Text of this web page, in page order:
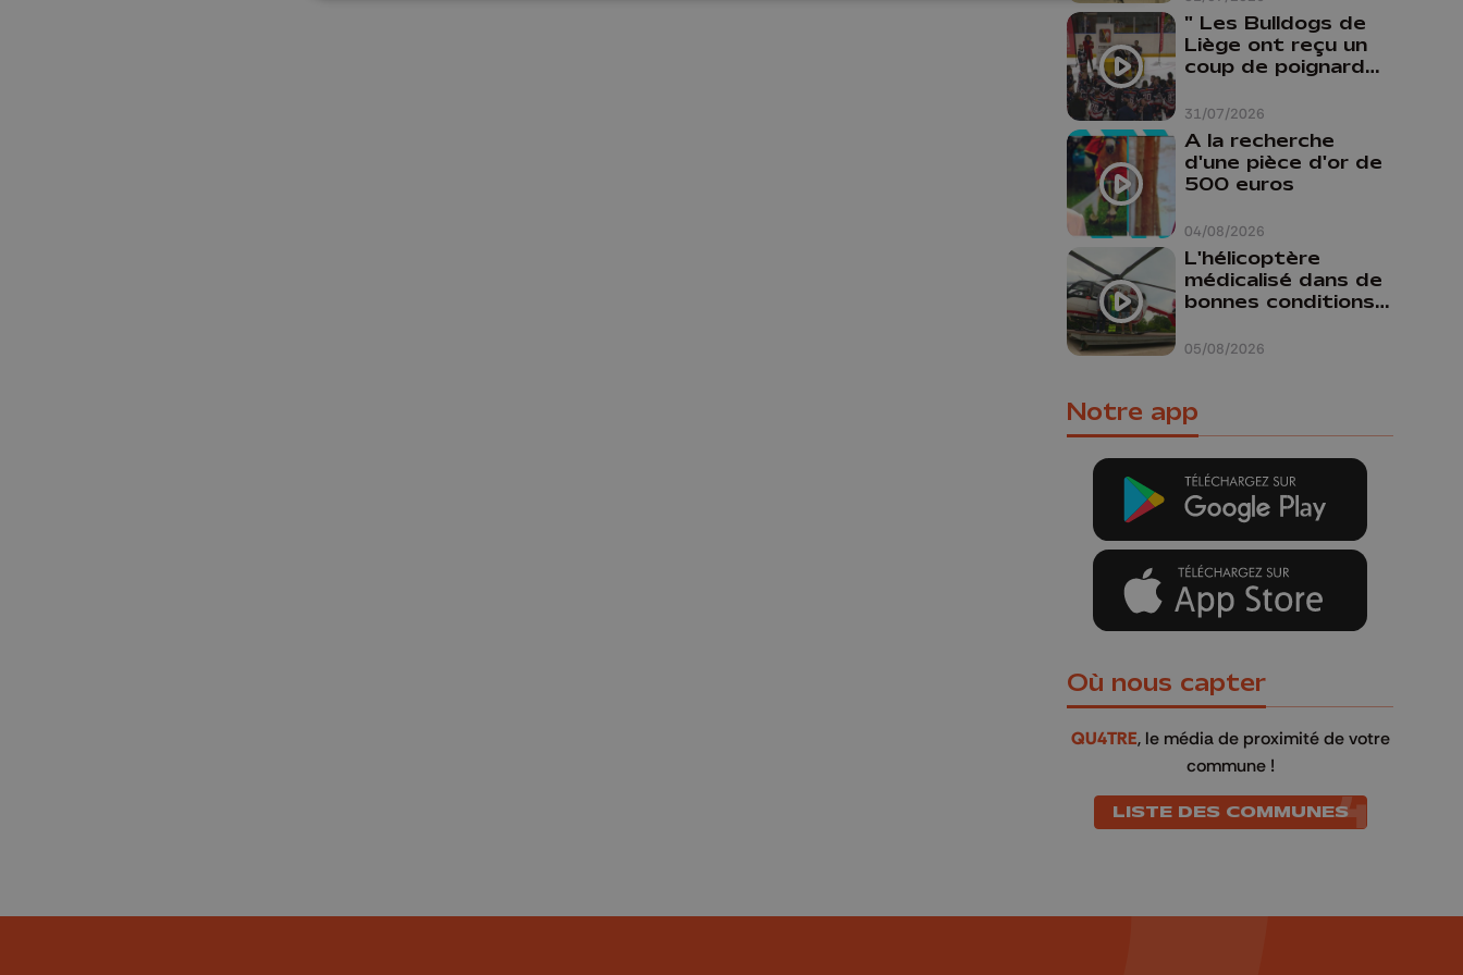
31/07/2026
" Les Bulldogs de
Liège ont reçu un
coup de poignard
04/08/2026
A la recherche
d'une pièce d'or de
500 euros
05/08/2026
L'hélicoptère
médicalisé dans de
bonnes conditions à
Notre app
Où nous capter
QU4TRE, le média de proximité de votre
commune !
LISTE DES COMMUNES